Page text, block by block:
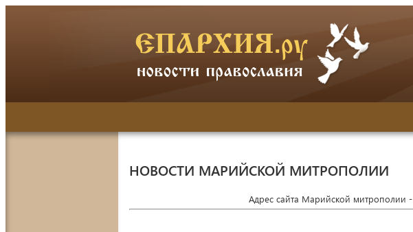
НОВОСТИ МАРИЙСКОЙ МИТРОПОЛИИ
Адрес сайта Марийской митрополии -